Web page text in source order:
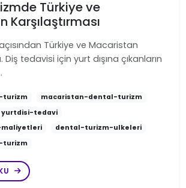
Türkiye ve
Karşılaştırması
Türkiye ve Macaristan
Diş tedavisi için yurt dışına çıkanların
turizm
macaristan-dental-turizm
yurtdisi-tedavi
dental-turizm-ulkeleri
turizm